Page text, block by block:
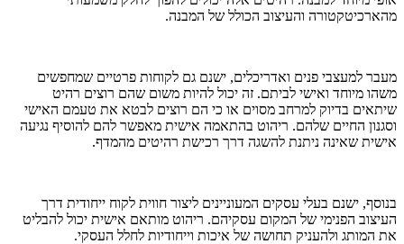
מהארכיטקטורה והעיצוב הכולל של המבנה.
מעבר למעצבי פנים ואדריכלים, ישנם גם לקוחות פרטיים שמחפשים
משהו מיוחד ואישי לביתם. זה יכול להיות משום שהם רוצים רהיט
שיתאים בדיוק למרחב מסוים או כי הם רוצים לבטא את טעמם האישי
וסגנון החיים שלהם. ריהוט בהתאמה אישית מאפשר להם להוסיף נגיעה
אישית שאינה ניתנת להשגה דרך רכישת רהיטים מהמדף.
בנוסף, ישנם בעלי עסקים המעוניינים ליצור חווית לקוח ייחודית דרך
העיצוב הפנימי של המקום עסקיהם. ריהוט מותאם אישית יכול להבליט
את המותג ולהעניק תחושה של איכות וייחודיות לחלל העסקי.